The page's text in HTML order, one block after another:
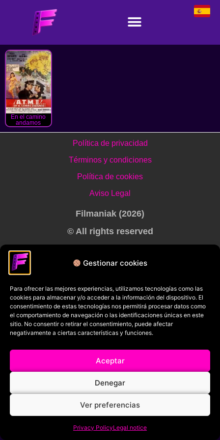
Gestionar cookies
Para ofrecer las mejores experiencias, utilizamos tecnologías como las
cookies para almacenar y/o acceder a la información del dispositivo. El
consentimiento de estas tecnologías nos permitirá procesar datos como
el comportamiento de navegación o las identificaciones únicas en este
sitio. No consentir o retirar el consentimiento, puede afectar
negativamente a ciertas características y funciones.
Aceptar
Denegar
Ver preferencias
Privacy PolicyLegal notice
En el camino
andamos
Política de privacidad
Términos y condiciones
Política de cookies
Aviso Legal
Filmaniak (2026)
© All rights reserved